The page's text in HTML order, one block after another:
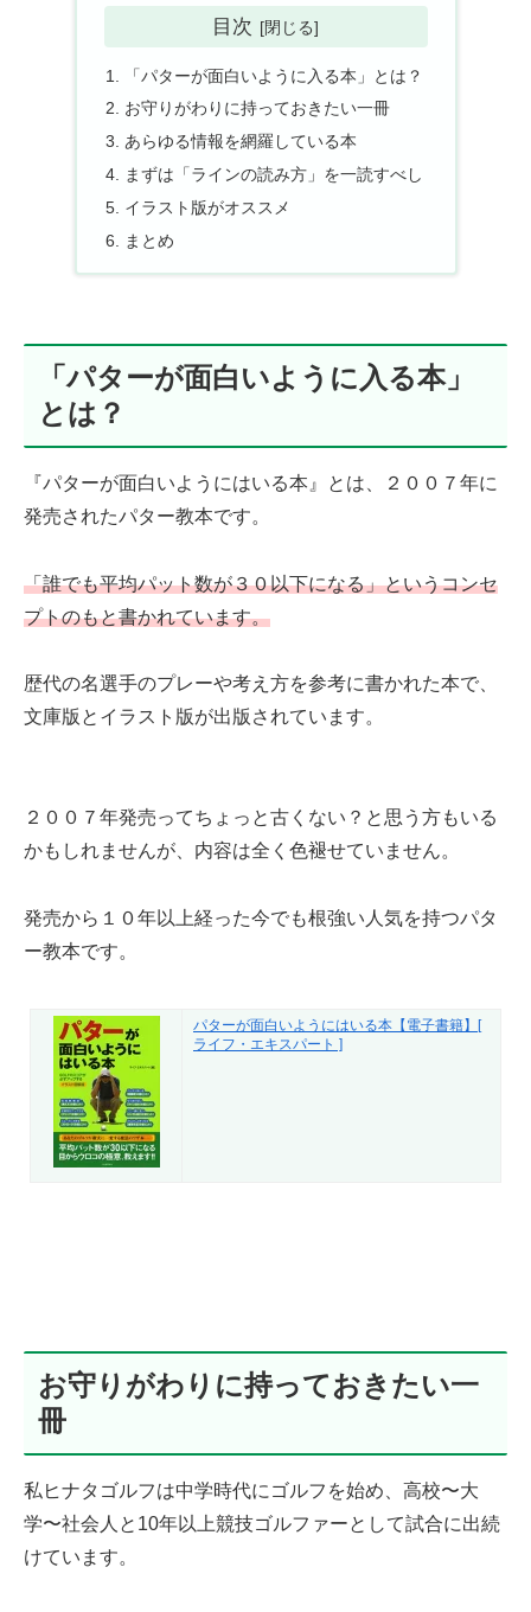
目次
「パターが面白いように入る本」とは？
お守りがわりに持っておきたい一冊
あらゆる情報を網羅している本
まずは「ラインの読み方」を一読すべし
イラスト版がオススメ
まとめ
「パターが面白いように入る本」
とは？
『パターが面白いようにはいる本』とは、２００７年に
発売されたパター教本です。
「誰でも平均パット数が３０以下になる」というコンセ
プトのもと書かれています。
歴代の名選手のプレーや考え方を参考に書かれた本で、
文庫版とイラスト版が出版されています。
２００７年発売ってちょっと古くない？と思う方もいる
かもしれませんが、内容は全く色褪せていません。
発売から１０年以上経った今でも根強い人気を持つパタ
ー教本です。
パターが面白いようにはいる本【電子書籍】[
ライフ・エキスパート ]
お守りがわりに持っておきたい一
冊
私ヒナタゴルフは中学時代にゴルフを始め、高校〜大
学〜社会人と10年以上競技ゴルファーとして試合に出続
けています。